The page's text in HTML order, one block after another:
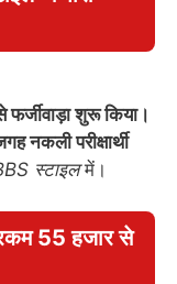
शुरू किया।
नकली परीक्षार्थी
स्टाइलमें।
55 हजार से